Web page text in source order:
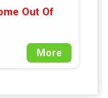
Out Of
More